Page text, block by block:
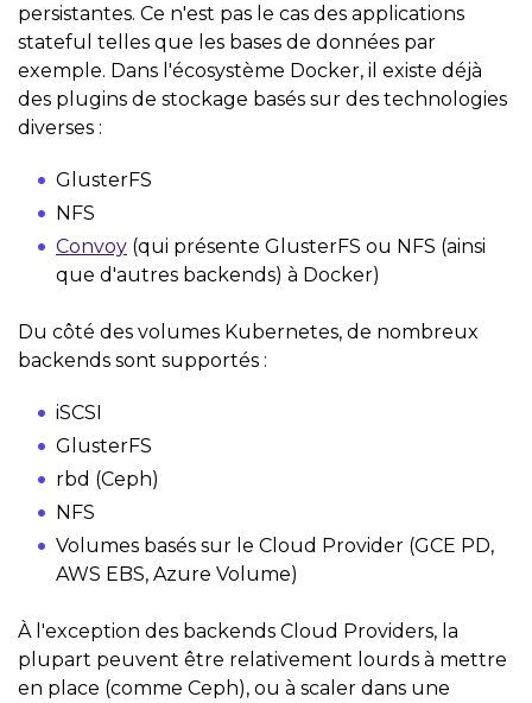
persistantes. Ce n'est pas le cas des applications
stateful telles que les bases de données par
exemple. Dans l'écosystème Docker, il existe déjà
des plugins de stockage basés sur des technologies
diverses :
GlusterFS
NFS
Convoy (qui présente GlusterFS ou NFS (ainsi
que d'autres backends) à Docker)
Du côté des volumes Kubernetes, de nombreux
backends sont supportés :
iSCSI
GlusterFS
rbd (Ceph)
NFS
Volumes basés sur le Cloud Provider (GCE PD,
AWS EBS, Azure Volume)
À l'exception des backends Cloud Providers, la
plupart peuvent être relativement lourds à mettre
en place (comme Ceph), ou à scaler dans une